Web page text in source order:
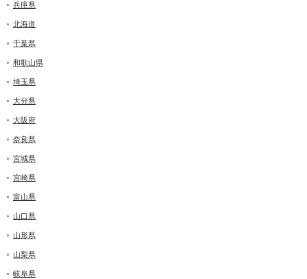
兵庫県
北海道
千葉県
和歌山県
埼玉県
大分県
大阪府
奈良県
宮城県
宮崎県
富山県
山口県
山形県
山梨県
岐阜県